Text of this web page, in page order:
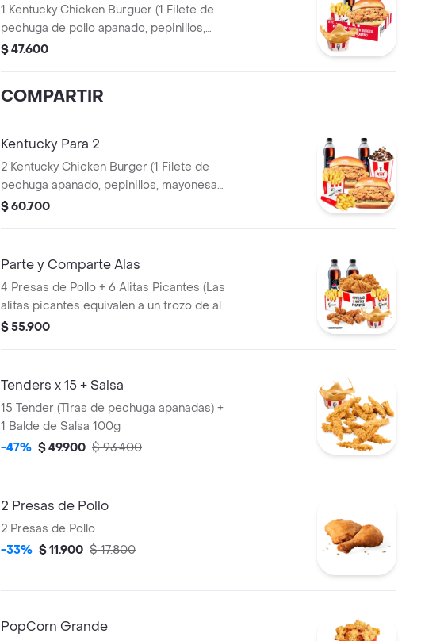
1 Kentucky Chicken Burguer (1 Filete de
pechuga de pollo apanado, pepinillos,
mayonesa premium y mantequilla) + 1
$ 47.600
COMPARTIR
Kentucky Para 2
2 Kentucky Chicken Burger (1 Filete de
pechuga apanado, pepinillos, mayonesa
premium y mantequilla) + 2 Papas
$ 60.700
Parte y Comparte Alas
4 Presas de Pollo + 6 Alitas Picantes (Las
alitas picantes equivalen a un trozo de ala)
+ 2 Papas Pequeñas + 2 Gaseosas Pet
$ 55.900
Tenders x 15 + Salsa
15 Tender (Tiras de pechuga apanadas) +
1 Balde de Salsa 100g
-47% $ 49.900 $ 93.400
2 Presas de Pollo
2 Presas de Pollo
-33% $ 11.900 $ 17.800
PopCorn Grande